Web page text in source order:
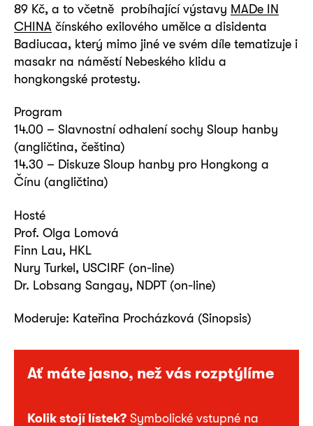
Ať máte jasno, než vás rozptýlíme
Kolik stojí lístek? Symbolické vstupné na
89 Kč, a to včetně probíhající výstavy MADe IN
CHINA čínského exilového umělce a disidenta
Badiucaa, který mimo jiné ve svém díle tematizuje i
masakr na náměstí Nebeského klidu a
hongkongské protesty.
Program
14.00 – Slavnostní odhalení sochy Sloup hanby
(angličtina, čeština)
14.30 – Diskuze Sloup hanby pro Hongkong a
Čínu (angličtina)
Hosté
Prof. Olga Lomová
Finn Lau, HKL
Nury Turkel, USCIRF (on-line)
Dr. Lobsang Sangay, NDPT (on-line)
Moderuje: Kateřina Procházková (Sinopsis)